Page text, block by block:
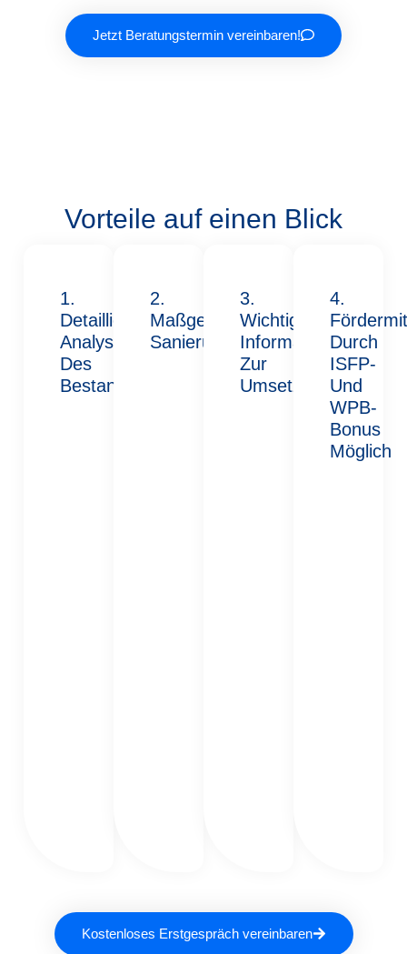
Jetzt Beratungstermin vereinbaren!
Vorteile auf einen Blick
1.
Detaillierte
Analyse
Des
Bestands
2.
Maßgeschneiderte
Sanierungsstrategie
3.
Wichtige
Informationen
Zur
Umsetzung
4.
Durch
ISFP-
Und
WPB-
Bonus
Möglich
Kostenloses Erstgespräch vereinbaren